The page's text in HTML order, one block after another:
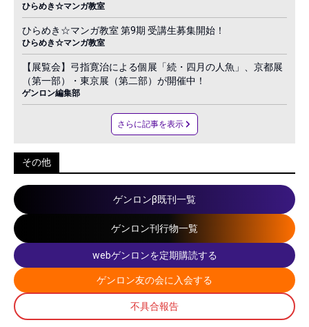
ひらめき☆マンガ教室
ひらめき☆マンガ教室 第9期 受講生募集開始！
ひらめき☆マンガ教室
【展覧会】弓指寛治による個展「続・四月の人魚」、京都展
（第一部）・東京展（第二部）が開催中！
ゲンロン編集部
さらに記事を表示
その他
ゲンロンβ既刊一覧
ゲンロン刊行物一覧
webゲンロンを定期購読する
ゲンロン友の会に入会する
不具合報告